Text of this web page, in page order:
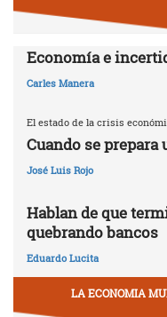
Economía e
Carles Manera
El estado de la crisis
Cuando se prepara
José Luis Rojo
Hablan de que
quebrando bancos
Eduardo Lucita
LA ECONOMIA